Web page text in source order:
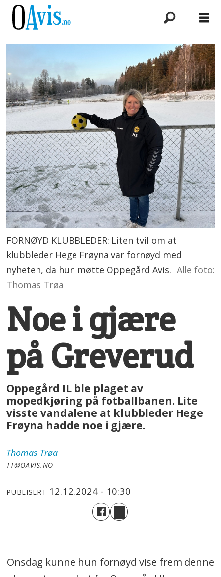
FORNØYD KLUBBLEDER: Liten tvil om at
klubbleder Hege Frøyna var fornøyd med
nyheten, da hun møtte Oppegård Avis. Alle foto:
Thomas Trøa
Noe i gjære
på Greverud
Oppegård IL ble plaget av
mopedkjøring på fotballbanen. Lite
visste vandalene at klubbleder Hege
Frøyna hadde noe i gjære.
Thomas Trøa
TT@OAVIS.NO
PUBLISERT 12.12.2024 - 10:30
Onsdag kunne hun fornøyd vise frem denne